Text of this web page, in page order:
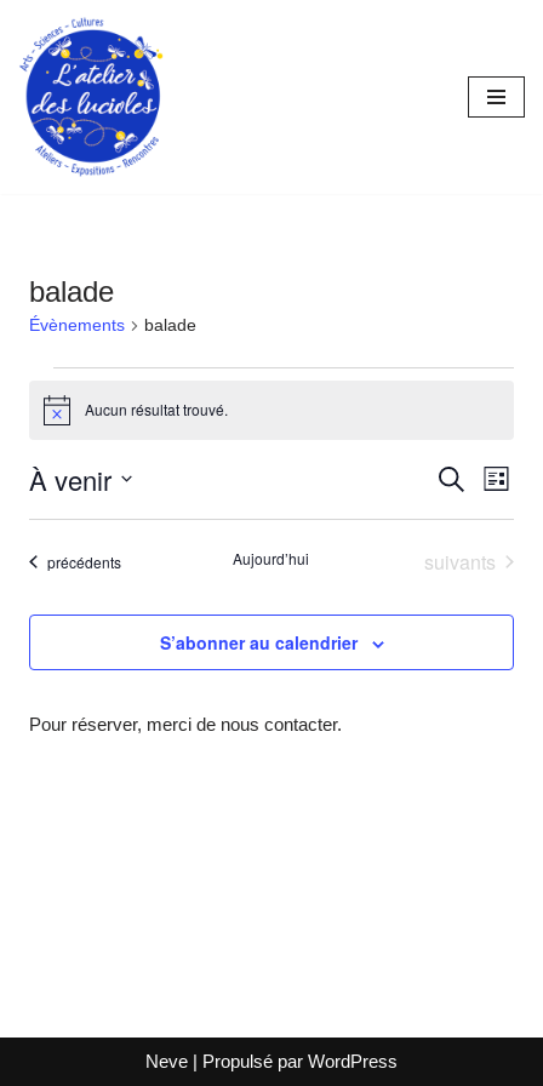
Aller
au
contenu
balade
Évènements balade
Notice Aucun résultat trouvé.
et
de
Recherche
de
Liste
À venir
date.Évènements
précédents Aujourd’hui Évènements
suivants
S’abonner au calendrier
Pour réserver, merci de nous contacter.
Neve | Propulsé par WordPress